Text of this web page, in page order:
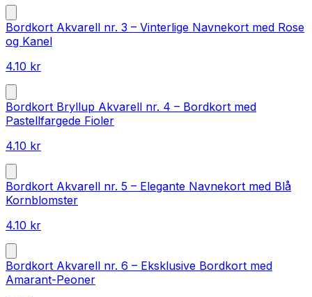
Bordkort Akvarell nr. 3 – Vinterlige Navnekort med Rose
og Kanel
4.10 kr
Bordkort Bryllup Akvarell nr. 4 – Bordkort med
Pastellfargede Fioler
4.10 kr
Bordkort Akvarell nr. 5 – Elegante Navnekort med Blå
Kornblomster
4.10 kr
Bordkort Akvarell nr. 6 – Eksklusive Bordkort med
Amarant-Peoner